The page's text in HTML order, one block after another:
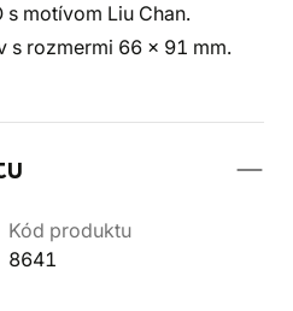
s motívom Liu Chan.
s rozmermi 66 x 91 mm.
Kód produktu
8641